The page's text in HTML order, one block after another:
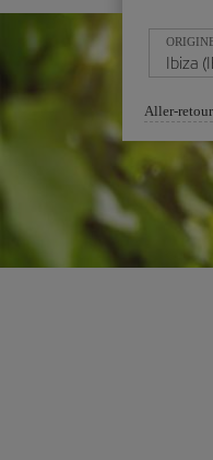
une
option
Aller-retour